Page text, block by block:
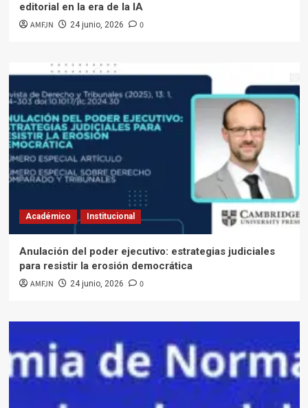
editorial en la era de la IA
AMFJN 24 junio, 2026 0
Académico Institucional
Anulación del poder ejecutivo: estrategias judiciales
para resistir la erosión democrática
AMFJN 24 junio, 2026 0